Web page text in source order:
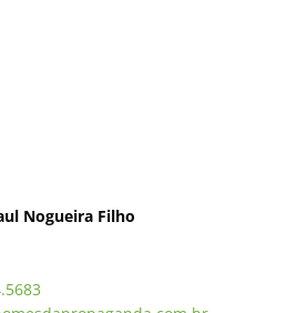
Nogueira Filho